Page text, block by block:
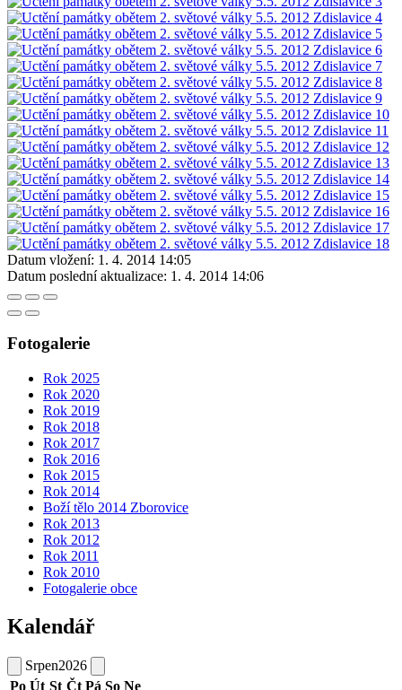
Datum vložení: 1. 4. 2014 14:05
Datum poslední aktualizace: 1. 4. 2014 14:06
Fotogalerie
Rok 2025
Rok 2020
Rok 2019
Rok 2018
Rok 2017
Rok 2016
Rok 2015
Rok 2014
Boží tělo 2014 Zborovice
Rok 2013
Rok 2012
Rok 2011
Rok 2010
Fotogalerie obce
Kalendář
Srpen2026
Po Út St Čt Pá So Ne